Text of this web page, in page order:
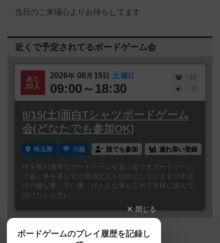
当日のご来場心よりお待ちしてます
近くで予定されてるボードゲーム会
あと
20人
2026年 08 月 15日 土曜日
09:00～18:30
10
0
8/15(土)面白Tシャツボードゲーム
会(どなたでも参加OK)
埼玉県 川越 誰でも参加 連れ添い登録
埼玉県川越市でボードゲームを遊ぶ会ですボードゲーム
で遊ぶ事を通しての地域交流を目的としています日常生
活の嫌な事、辛い事、ぴえんな事を忘れて皆様に遊んで
頂けたらと思い...
閉じる
ボードゲームのプレイ履歴を記録し
【ボドゲーマ】ボードゲームの総合情報サイト